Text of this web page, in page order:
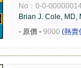
No：0-0-
Brian J. Cole, MD,
- 原價 - 9000 (熱賣